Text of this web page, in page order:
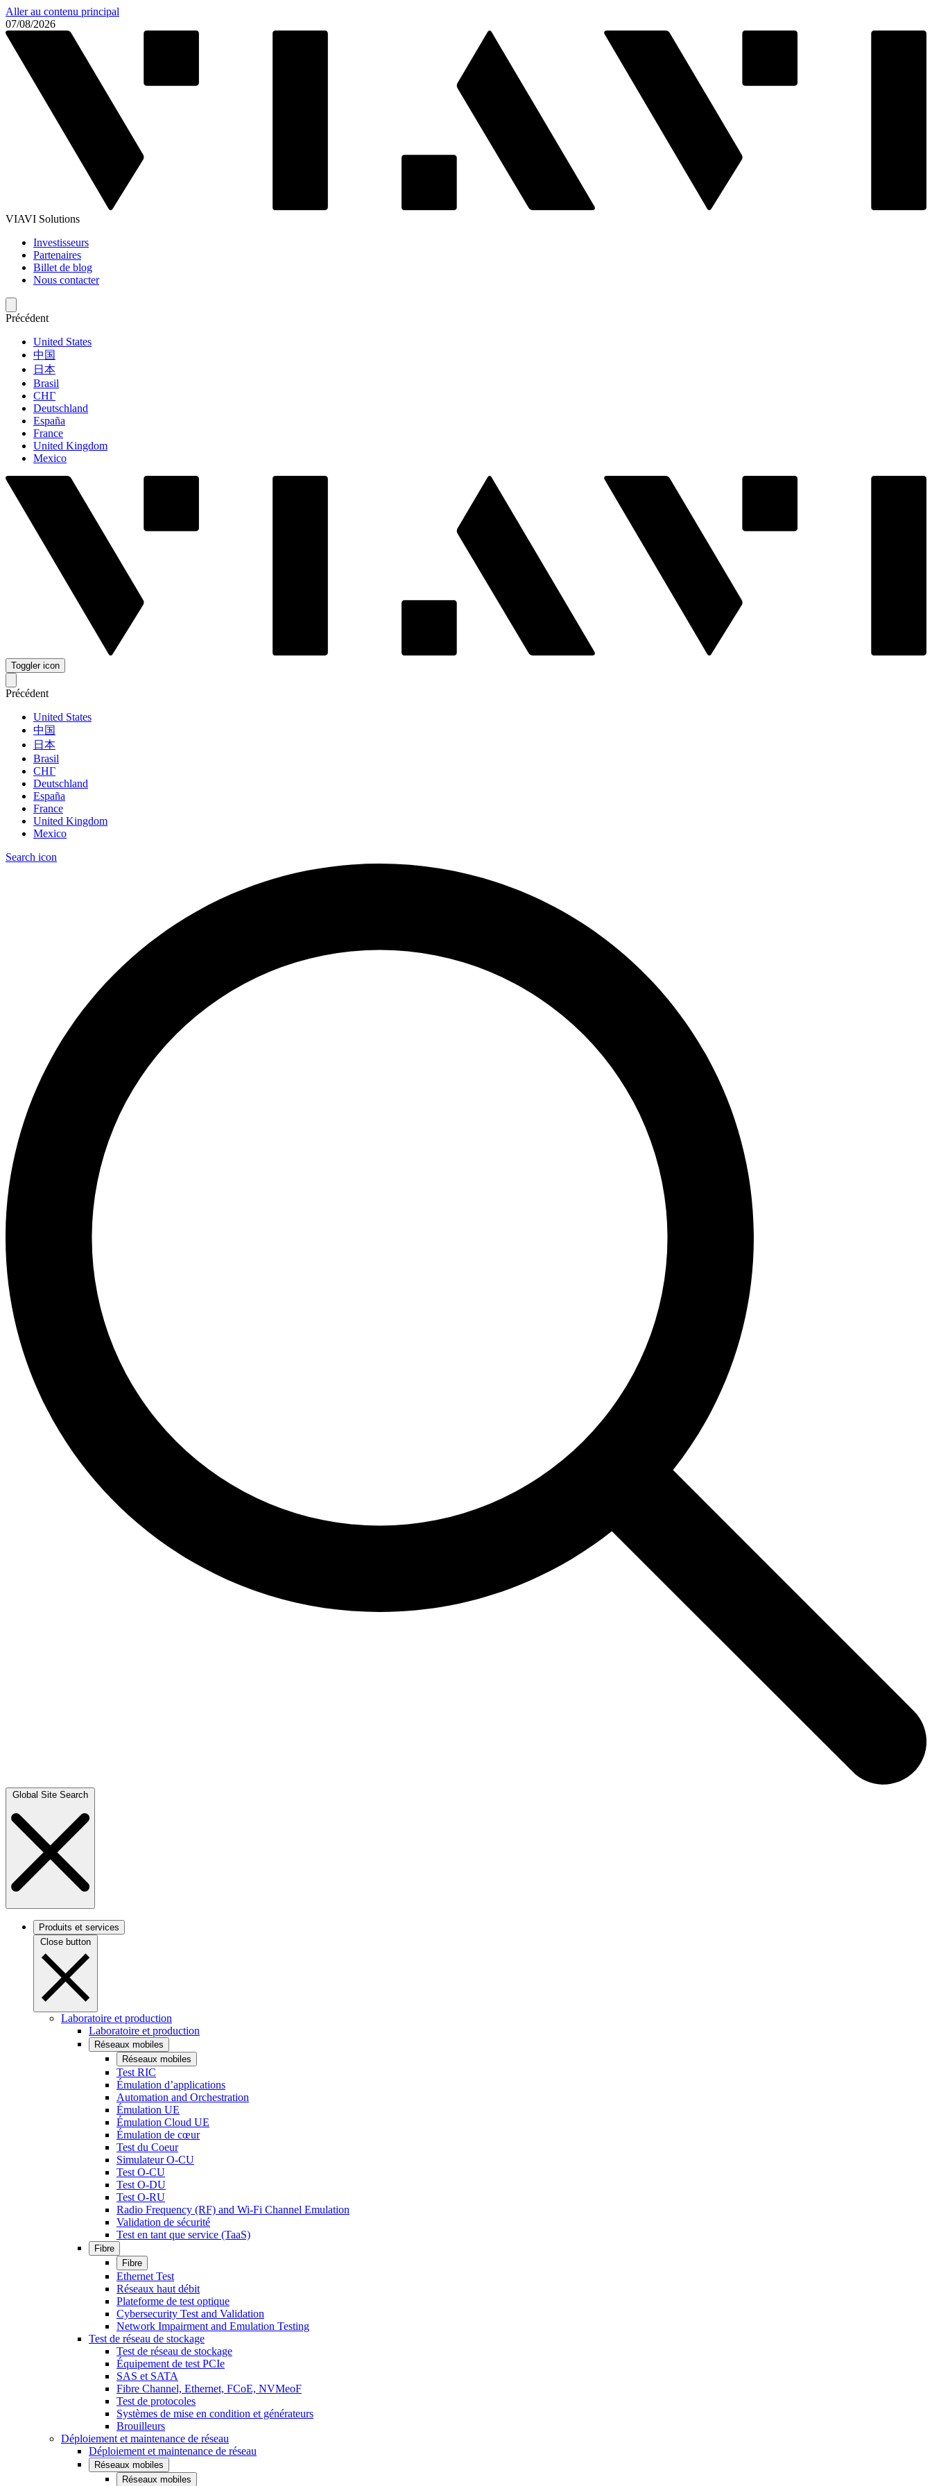
Aller au contenu principal
07/08/2026
VIAVI Solutions
Investisseurs
Partenaires
Billet de blog
Nous contacter
Précédent
United States
中国
日本
Brasil
СНГ
Deutschland
España
France
United Kingdom
Mexico
Toggler icon
Précédent
United States
中国
日本
Brasil
СНГ
Deutschland
España
France
United Kingdom
Mexico
Search icon
Global Site Search
Produits et services
Close button
Laboratoire et production
Laboratoire et production
Réseaux mobiles
Réseaux mobiles
Test RIC
Émulation d’applications
Automation and Orchestration
Émulation UE
Émulation Cloud UE
Émulation de cœur
Test du Coeur
Simulateur O-CU
Test O-CU
Test O-DU
Test O-RU
Radio Frequency (RF) and Wi-Fi Channel Emulation
Validation de sécurité
Test en tant que service (TaaS)
Fibre
Fibre
Ethernet Test
Réseaux haut débit
Plateforme de test optique
Cybersecurity Test and Validation
Network Impairment and Emulation Testing
Test de réseau de stockage
Test de réseau de stockage
Équipement de test PCIe
SAS et SATA
Fibre Channel, Ethernet, FCoE, NVMeoF
Test de protocoles
Systèmes de mise en condition et générateurs
Brouilleurs
Déploiement et maintenance de réseau
Déploiement et maintenance de réseau
Réseaux mobiles
Réseaux mobiles